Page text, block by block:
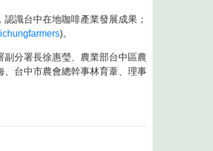
識台中在地咖啡產業發展成果；
)。
分署長徐惠瑩、農業部台中區農
台中市農會總幹事林育葦、理事